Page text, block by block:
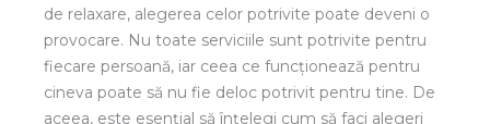
de relaxare, alegerea celor potrivite poate deveni o
provocare. Nu toate serviciile sunt potrivite pentru
fiecare persoană, iar ceea ce funcționează pentru
cineva poate să nu fie deloc potrivit pentru tine. De
aceea, este esențial să înțelegi cum să faci alegeri